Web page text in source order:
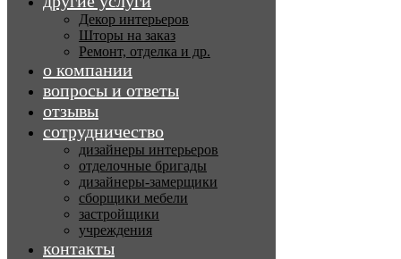
Декор интерьеров
Шторы на заказ
Ремонт, отделка и др.
о компании
вопросы и ответы
отзывы
сотрудничество
дизайнеры интерьеров
отделочные бригады
дизайнеры-замерщики
сборщики мебели
застройщики
учреждения
контакты